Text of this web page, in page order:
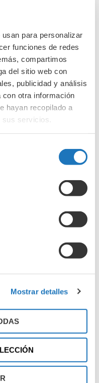
para personalizar
funciones de redes
compartimos
del sitio web con
publicidad y análisis
con otra información
hayan recopilado a
servicios.
Mostrar detalles